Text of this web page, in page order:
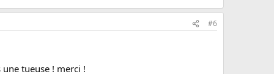
#6
tueuse ! merci !